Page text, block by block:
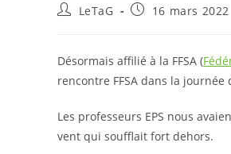
LeTaG 16 mars 2022
Désormais affilié à la FFSA (
rencontre FFSA dans la journée
Les professeurs EPS nous
vent qui soufflait fort dehors.